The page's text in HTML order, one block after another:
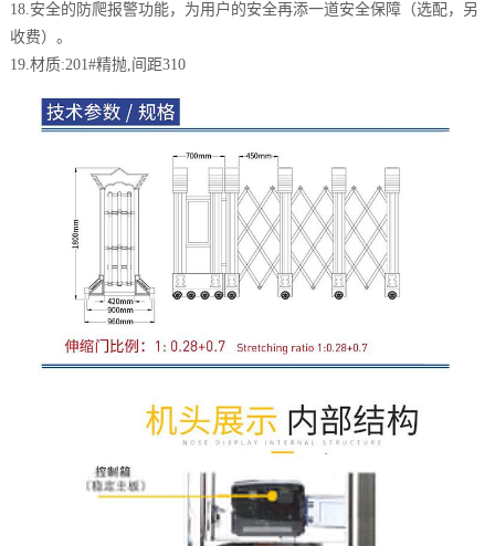
18.安全的防爬报警功能，为用户的安全再添一道安全保障（选配，另
收费）。
19.材质:201#精抛,间距310